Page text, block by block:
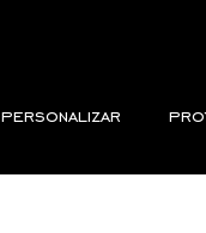
personalizar